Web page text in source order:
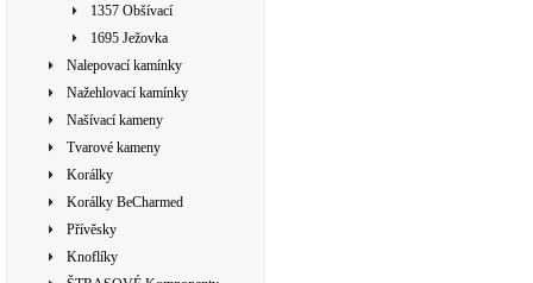
1357 Obšívací
1695 Ježovka
Nalepovací kamínky
Nažehlovací kamínky
Našívací kameny
Tvarové kameny
Korálky
Korálky BeCharmed
Přívěsky
Knoflíky